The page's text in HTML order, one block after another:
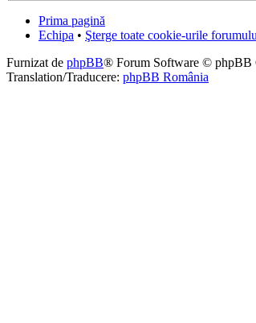
Prima pagină
Echipa • Şterge toate cookie-urile
Furnizat de phpBB® Forum Software © phpBB
Translation/Traducere: phpBB România